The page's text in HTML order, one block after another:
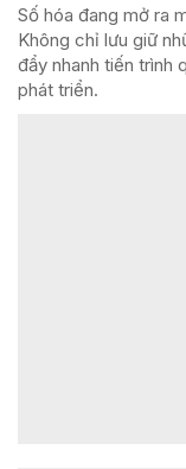
Số hóa đang mở ra
Không chỉ lưu giữ
đẩy nhanh tiến trình
phát triển.